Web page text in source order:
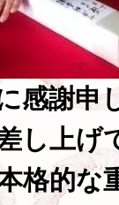
感謝申
し上げ
格的な